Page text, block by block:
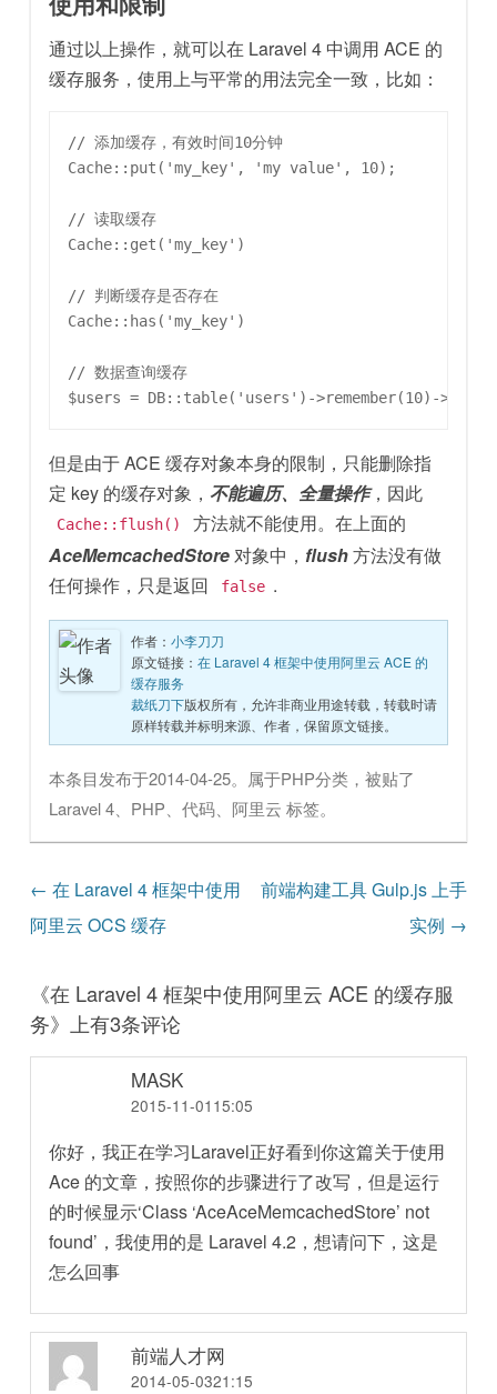
通过以上操作，就可以在 Laravel 4 中调用 ACE 的
缓存服务，使用上与平常的用法完全一致，比如：
// 添加缓存，有效时间10分钟
Cache::put('my_key', 'my value', 10);
// 读取缓存
Cache::get('my_key')
// 判断缓存是否存在
Cache::has('my_key')
// 数据查询缓存
但是由于 ACE 缓存对象本身的限制，只能删除指
定 key 的缓存对象， 不能遍历、全量操作，因此
Cache::flush()
方法就不能使用。在上面的
AceMemcachedStore对象中， flush方法没有做
任何操作，只是返回
false .
作者：小李刀刀
原文链接：在 Laravel 4 框架中使用阿里云 ACE 的
缓存服务
裁纸刀下版权所有，允许非商业用途转载，转载时请
原样转载并标明来源、作者，保留原文链接。
本条目发布于2014-04-25。属于PHP分类，被贴了
Laravel 4
PHP 、代码 阿里云 标签。
文章导航
← 在 Laravel 4 框架中使用
阿里云 OCS 缓存
前端构建工具 Gulp.js 上手
实例 →
《在 Laravel 4 框架中使用阿里云 ACE 的缓存服
务》上有3条评论
MASK
2015-11-0115:05
你好，我正在学习Laravel正好看到你这篇关于使用
Ace 的文章，按照你的步骤进行了改写，但是运行
的时候显示‘Class ‘AceAceMemcachedStore’ not
found’，我使用的是 Laravel 4.2，想请问下，这是
怎么回事
前端人才网
2014-05-0321:15